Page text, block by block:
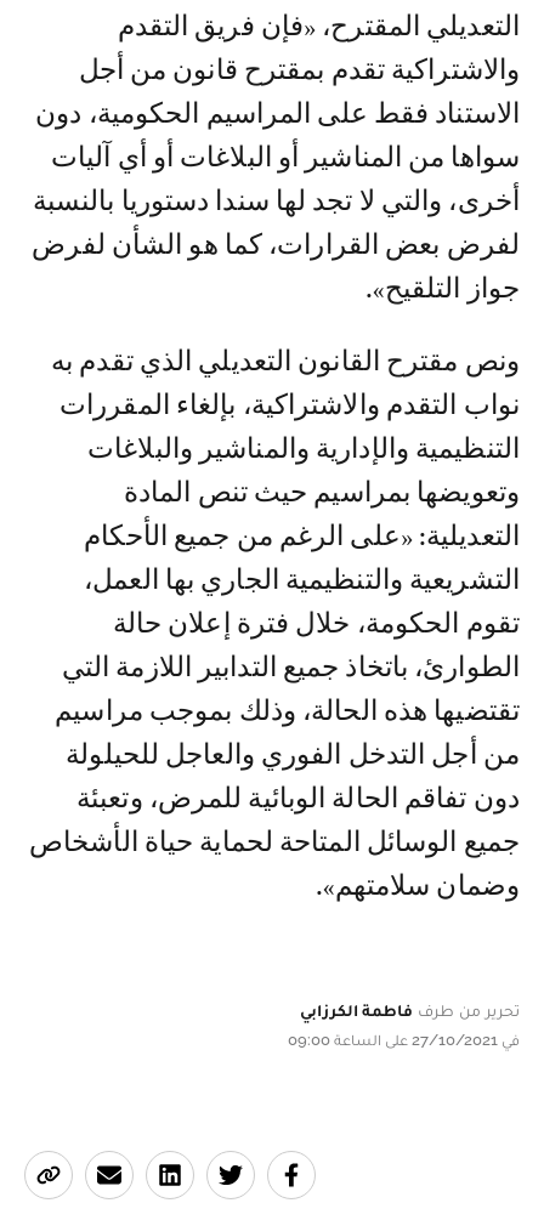
التعديلي المقترح، «فإن فريق التقدم
والاشتراكية تقدم بمقترح قانون من أجل
الاستناد فقط على المراسيم الحكومية، دون
سواها من المناشير أو البلاغات أو أي آليات
أخرى، والتي لا تجد لها سندا دستوريا بالنسبة
لفرض بعض القرارات، كما هو الشأن لفرض
جواز التلقيح».
ونص مقترح القانون التعديلي الذي تقدم به
نواب التقدم والاشتراكية، بإلغاء المقررات
التنظيمية والإدارية والمناشير والبلاغات
وتعويضها بمراسيم حيث تنص المادة
التعديلية: «على الرغم من جميع الأحكام
التشريعية والتنظيمية الجاري بها العمل،
تقوم الحكومة، خلال فترة إعلان حالة
الطوارئ، باتخاذ جميع التدابير اللازمة التي
تقتضيها هذه الحالة، وذلك بموجب مراسيم
من أجل التدخل الفوري والعاجل للحيلولة
دون تفاقم الحالة الوبائية للمرض، وتعبئة
جميع الوسائل المتاحة لحماية حياة الأشخاص
وضمان سلامتهم».
تحرير من طرف فاطمة الكرزابي
في 27/10/2021 على الساعة 09:00